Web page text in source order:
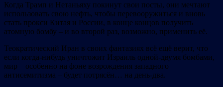
Когда Трамп и Нетаньяху покинут свои посты, они мечтают
использовать свою нефть, чтобы перевооружиться и вновь
стать прокси Китая и России, в конце концов получить
атомную бомбу – и во второй раз, возможно, применить её.
Теократический Иран в своих фантазиях всё ещё верит, что
если когда-нибудь уничтожит Израиль одной-двумя бомбами,
мир – особенно на фоне возрождения западного
антисемитизма – будет потрясён… на день-два.